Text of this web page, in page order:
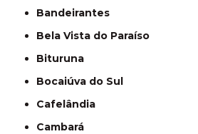
Bandeirantes
Bela Vista do Paraíso
Bituruna
Bocaiúva do Sul
Cafelândia
Cambará